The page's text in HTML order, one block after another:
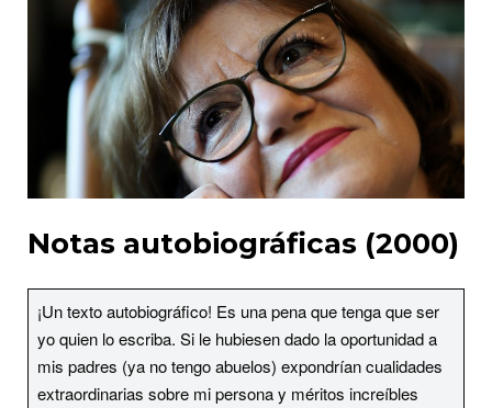
Notas autobiográficas (2000)
¡Un texto autobiográfico! Es una pena que tenga que ser
yo quien lo escriba. Si le hubiesen dado la oportunidad a
mis padres (ya no tengo abuelos) expondrían cualidades
extraordinarias sobre mi persona y méritos increíbles